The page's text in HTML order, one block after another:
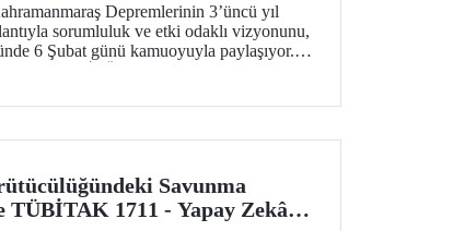
Depremlerinin 3’üncü yıl
sorumluluk ve etki odaklı vizyonunu,
6 Şubat günü kamuoyuyla paylaşıyor.
kullanan bilimsel bakış açısı, fay
uzanan geniş bir yelpazede ele
Savunma
TÜBİTAK 1711 - Yapay Zekâ